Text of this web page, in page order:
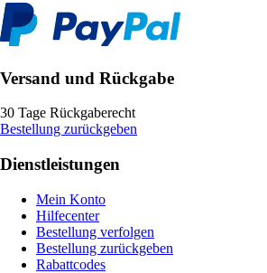
Versand und Rückgabe
30 Tage Rückgaberecht
Bestellung zurückgeben
Dienstleistungen
Mein Konto
Hilfecenter
Bestellung verfolgen
Bestellung zurückgeben
Rabattcodes